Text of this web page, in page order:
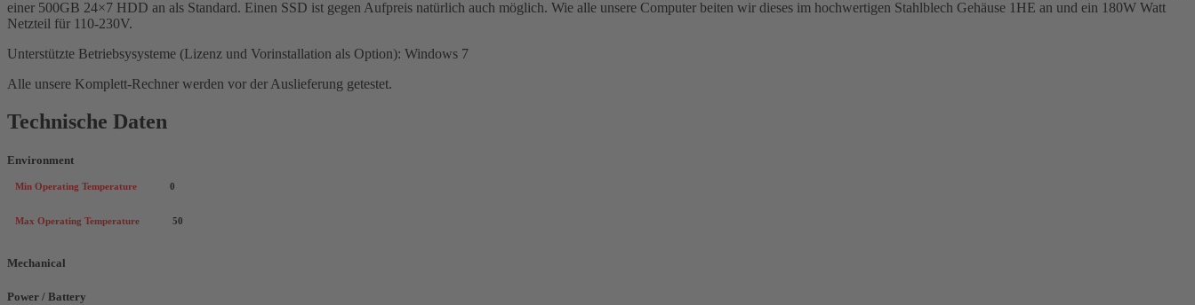
einer 500GB 24×7 HDD an als Standard. Einen SSD ist gegen Aufpreis natürlich auch möglich. Wie alle unsere Computer beiten wir dieses im hochwertigen Stahlblech Gehäuse 1HE an und ein 180W Watt
Netzteil für 110-230V.
Unterstützte Betriebsysysteme (Lizenz und Vorinstallation als Option): Windows 7
Alle unsere Komplett-Rechner werden vor der Auslieferung getestet.
Technische Daten
Environment
Min Operating Temperature 0
Max Operating Temperature 50
Mechanical
Power / Battery